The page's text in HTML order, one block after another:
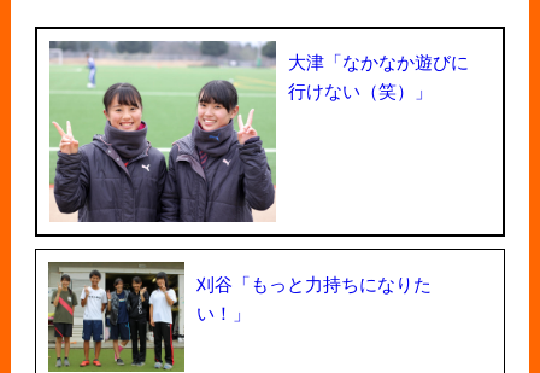
大津「なかなか遊びに
行けない（笑）」
刈谷「もっと力持ちになりた
い！」